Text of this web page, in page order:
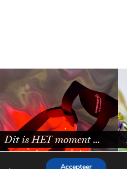
Bloementips – zo gaan je …
Accepteer